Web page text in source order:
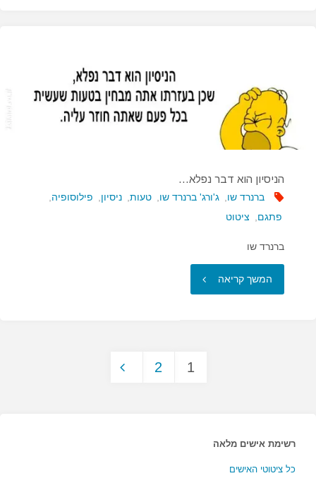
הניסיון הוא דבר נפלא…
ברנרד שו ג'ורג' ברנרד שו טעות ניסיון פילוסופיה
פתגם
ציטוט
ברנרד שו
המשך קריאה "הניסיון
נפלא…"
1
2
רשימת אישים מלאה
כל ציטוטי האישים